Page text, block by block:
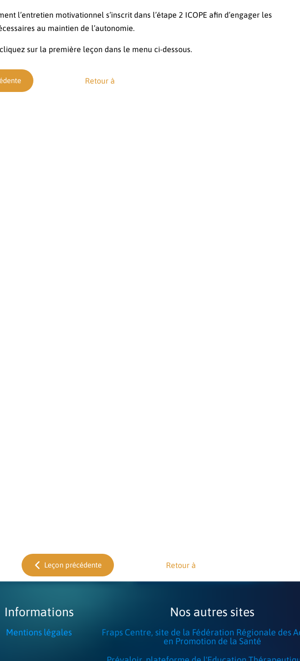
l’entretien motivationnel s’inscrit dans l’étape 2 ICOPE afin d’engager les
au maintien de l’autonomie.
sur la première leçon dans le menu ci-dessous.
Retour à
Leçon précédente Retour à
Informations
Mentions légales
Nos autres sites
Fraps Centre, site de la Fédération Régionale des
en Promotion de la Santé